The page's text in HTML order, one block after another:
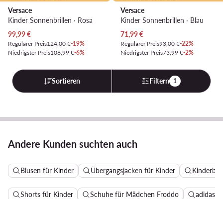
Versace
Kinder Sonnenbrillen · Rosa
Aktueller Preis
99,99€
Regulärer Preis124,00 €-19%
Niedrigster Preis106,99 €-6%
Versace
Kinder Sonnenbrillen · Blau
Aktueller Preis
71,99€
Regulärer Preis93,00 €-22%
Niedrigster Preis73,99 €-2%
Sortieren Filtern 1
Andere Kunden suchten auch
Blusen für Kinder Übergangsjacken für Kinder
Shorts für Kinder Schuhe für Mädchen Froddo adidas